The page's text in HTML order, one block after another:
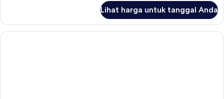
Asap
Rokok
(with
Kamar
Keluarga,
1
Lihat harga untuk tanggal Anda